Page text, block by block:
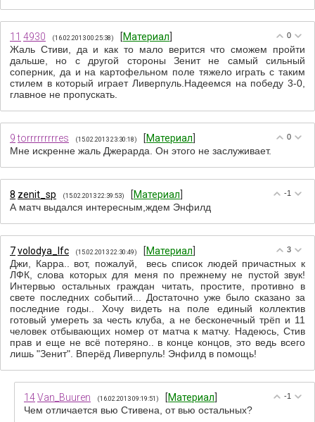
0
11 4930 (16.02.2013 00:25:38) [Материал
Жаль Стиви, да и как то мало верится что сможем пройти
дальше, но с другой стороны Зенит не самый сильный
соперник, да и на картофельном поле тяжело играть с таким
стилем в который играет Ливерпуль.Надеемся на победу 3-0,
главное не пропускать.
0
9 torrrrrrrrres (15.02.2013 23:30:18) [Материал
Мне искренне жаль Джерарда. Он этого не заслуживает.
-1
8 zenit_sp (15.02.2013 22:39:53) [Материал
А матч выдался интересным,ждем Энфилд
3
7volodya_lfc (15.02.2013 22:30:49) [Материал
Джи, Карра.. вот, пожалуй, весь список людей причастных к
ЛФК, слова которых для меня по прежнему не пустой звук!
Интервью остальных граждан читать, простите, противно в
свете последних событий... Достаточно уже было сказано за
последние годы.. Хочу видеть на поле единый коллектив
готовый умереть за честь клуба, а не бесконечный трёп и 11
человек отбывающих номер от матча к матчу. Надеюсь, Стив
прав и еще не всё потеряно.. в конце концов, это ведь всего
лишь "Зенит". Вперёд Ливерпуль! Энфилд в помощь!
-1
14Van_Buuren (16.02.2013 09:19:51) [Материал
Чем отличается вью Стивена, от вью остальных?